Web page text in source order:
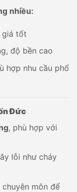
nhiều:
giá tốt
độ bền cao
hợp nhu cầu phổ
Đức
, phù hợp với
lỗi như cháy
môn để